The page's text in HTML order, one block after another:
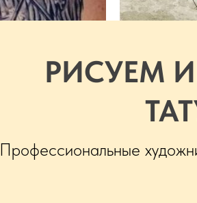
Профессиональные
РИСУЕМ